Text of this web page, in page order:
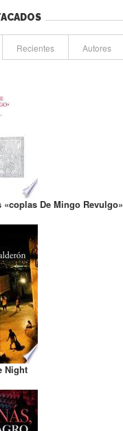
Recientes Autores
«coplas De Mingo Revulgo»
Night